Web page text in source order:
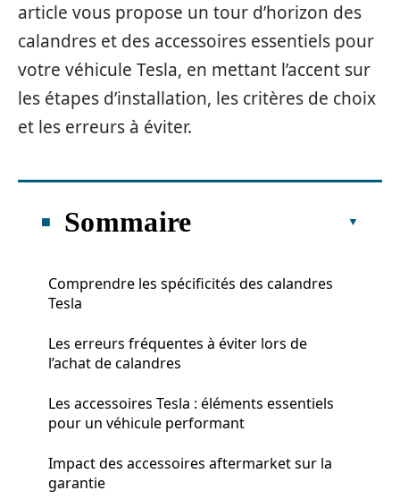
article vous propose un tour d’horizon des
calandres et des accessoires essentiels pour
votre véhicule Tesla, en mettant l’accent sur
les étapes d’installation, les critères de choix
et les erreurs à éviter.
Sommaire
Comprendre les spécificités des calandres
Tesla
Les erreurs fréquentes à éviter lors de
l’achat de calandres
Les accessoires Tesla : éléments essentiels
pour un véhicule performant
Impact des accessoires aftermarket sur la
garantie